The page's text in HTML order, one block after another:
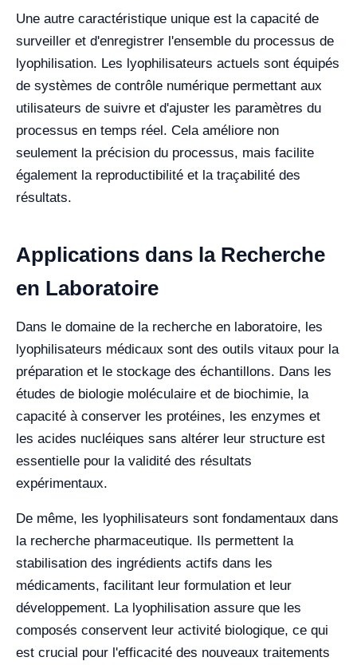
Une autre caractéristique unique est la capacité de
surveiller et d'enregistrer l'ensemble du processus de
lyophilisation. Les lyophilisateurs actuels sont équipés
de systèmes de contrôle numérique permettant aux
utilisateurs de suivre et d'ajuster les paramètres du
processus en temps réel. Cela améliore non
seulement la précision du processus, mais facilite
également la reproductibilité et la traçabilité des
résultats.
Applications dans la Recherche
en Laboratoire
Dans le domaine de la recherche en laboratoire, les
lyophilisateurs médicaux sont des outils vitaux pour la
préparation et le stockage des échantillons. Dans les
études de biologie moléculaire et de biochimie, la
capacité à conserver les protéines, les enzymes et
les acides nucléiques sans altérer leur structure est
essentielle pour la validité des résultats
expérimentaux.
De même, les lyophilisateurs sont fondamentaux dans
la recherche pharmaceutique. Ils permettent la
stabilisation des ingrédients actifs dans les
médicaments, facilitant leur formulation et leur
développement. La lyophilisation assure que les
composés conservent leur activité biologique, ce qui
est crucial pour l'efficacité des nouveaux traitements